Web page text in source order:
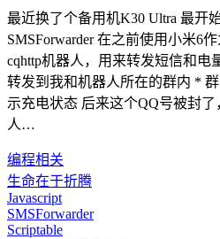
最近换了个备用机K30 Ultra 最开
SMSForwarder 在之前使用小米6
cqhttp机器人，用来转发短信和电
转发到我和机器人所在的群内 *
示充电状态 后来这个QQ号被封
人…
编程相关
生命在于折腾
Javascript
SMSForwarder
Scriptable